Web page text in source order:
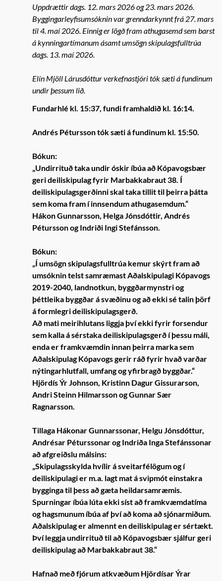
Uppdrættir dags. 12. mars 2026 og 23. mars 2026.
Byggingarleyfisumsóknin var grenndarkynnt frá 27. mars
til 4. maí 2026. Einnig er lögð fram athugasemd sem barst
á kynningartímanum ásamt umsögn skipulagsfulltrúa
dags. 13. maí 2026.
Elín Mjöll Lárusdóttur verkefnastjóri tók sæti á fundinum
undir þessum lið.
Fundarhlé kl. 15:37, fundi framhaldið kl. 16:14.
Andrés Pétursson tók sæti á fundinum kl. 15:50.
Bókun:
„Undirrituð taka undir óskir íbúa að Kópavogsbær
geri deiliskipulag fyrir Marbakkabraut 38. Í
deiliskipulagsgerðinni skal taka tillit til þeirra þátta
sem koma fram í innsendum athugasemdum.“
Hákon Gunnarsson, Helga Jónsdóttir, Andrés
Pétursson og Indriði Ingi Stefánsson.
Bókun:
„Í umsögn skipulagsfulltrúa kemur skýrt fram að
umsóknin telst samræmast Aðalskipulagi Kópavogs
2019-2040, landnotkun, byggðarmynstri og
þéttleika byggðar á svæðinu og að ekki sé talin þörf
á formlegri deiliskipulagsgerð.
Að mati meirihlutans liggja því ekki fyrir forsendur
sem kalla á sérstaka deiliskipulagsgerð í þessu máli,
enda er framkvæmdin innan þeirra marka sem
Aðalskipulag Kópavogs gerir ráð fyrir hvað varðar
nýtingarhlutfall, umfang og yfirbragð byggðar.“
Hjördís Ýr Johnson, Kristinn Dagur Gissurarson,
Andri Steinn Hilmarsson og Gunnar Sær
Ragnarsson.
Tillaga Hákonar Gunnarssonar, Helgu Jónsdóttur,
Andrésar Péturssonar og Indriða Inga Stefánssonar
að afgreiðslu málsins:
„Skipulagsskylda hvílir á sveitarfélögum og í
deiliskipulagi er m.a. lagt mat á svipmót einstakra
bygginga til þess að gæta heildarsamræmis.
Spurningar íbúa lúta ekki síst að framkvæmdatíma
og hagsmunum íbúa af því að koma að sjónarmiðum.
Aðalskipulag er almennt en deiliskipulag er sértækt.
Því leggja undirrituð til að Kópavogsbær sjálfur geri
deiliskipulag að Marbakkabraut 38.“
Hafnað með fjórum atkvæðum Hjördísar Ýrar